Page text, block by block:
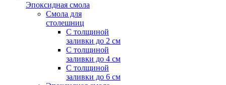
Эпоксидная смола
Смола для
столешниц
С толщиной
заливки до 2 см
С толщиной
заливки до 4 см
С толщиной
заливки до 6 см